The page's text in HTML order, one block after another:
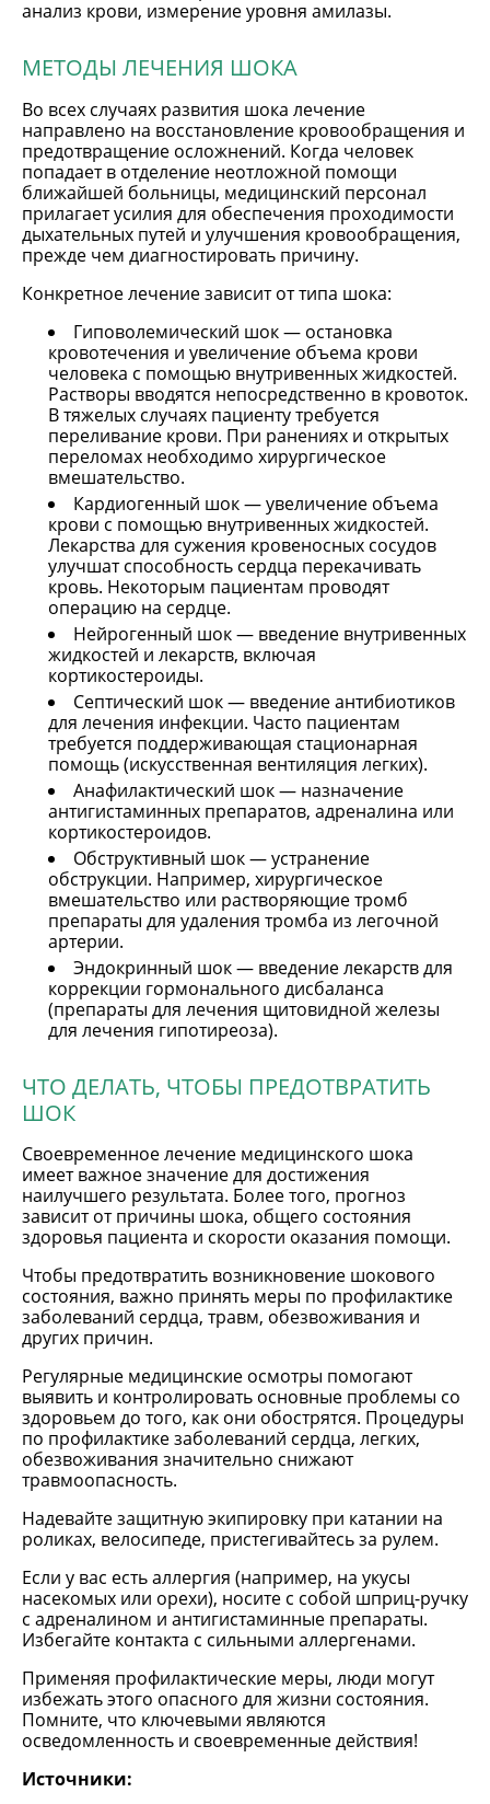
анализ крови, измерение уровня амилазы.
МЕТОДЫ ЛЕЧЕНИЯ ШОКА
Во всех случаях развития шока лечение
направлено на восстановление кровообращения и
предотвращение осложнений. Когда человек
попадает в отделение неотложной помощи
ближайшей больницы, медицинский персонал
прилагает усилия для обеспечения проходимости
дыхательных путей и улучшения кровообращения,
прежде чем диагностировать причину.
Конкретное лечение зависит от типа шока:
Гиповолемический шок — остановка
кровотечения и увеличение объема крови
человека с помощью внутривенных жидкостей.
Растворы вводятся непосредственно в кровоток.
В тяжелых случаях пациенту требуется
переливание крови. При ранениях и открытых
переломах необходимо хирургическое
вмешательство.
Кардиогенный шок — увеличение объема
крови с помощью внутривенных жидкостей.
Лекарства для сужения кровеносных сосудов
улучшат способность сердца перекачивать
кровь. Некоторым пациентам проводят
операцию на сердце.
Нейрогенный шок — введение внутривенных
жидкостей и лекарств, включая
кортикостероиды.
Септический шок — введение антибиотиков
для лечения инфекции. Часто пациентам
требуется поддерживающая стационарная
помощь (искусственная вентиляция легких).
Анафилактический шок — назначение
антигистаминных препаратов, адреналина или
кортикостероидов.
Обструктивный шок — устранение
обструкции. Например, хирургическое
вмешательство или растворяющие тромб
препараты для удаления тромба из легочной
артерии.
Эндокринный шок — введение лекарств для
коррекции гормонального дисбаланса
(препараты для лечения щитовидной железы
для лечения гипотиреоза).
ЧТО ДЕЛАТЬ, ЧТОБЫ ПРЕДОТВРАТИТЬ
ШОК
Своевременное лечение медицинского шока
имеет важное значение для достижения
наилучшего результата. Более того, прогноз
зависит от причины шока, общего состояния
здоровья пациента и скорости оказания помощи.
Чтобы предотвратить возникновение шокового
состояния, важно принять меры по профилактике
заболеваний сердца, травм, обезвоживания и
других причин.
Регулярные медицинские осмотры помогают
выявить и контролировать основные проблемы со
здоровьем до того, как они обострятся. Процедуры
по профилактике заболеваний сердца, легких,
обезвоживания значительно снижают
травмоопасность.
Надевайте защитную экипировку при катании на
роликах, велосипеде, пристегивайтесь за рулем.
Если у вас есть аллергия (например, на укусы
насекомых или орехи), носите с собой шприц-ручку
с адреналином и антигистаминные препараты.
Избегайте контакта с сильными аллергенами.
Применяя профилактические меры, люди могут
избежать этого опасного для жизни состояния.
Помните, что ключевыми являются
осведомленность и своевременные действия!
Источники: